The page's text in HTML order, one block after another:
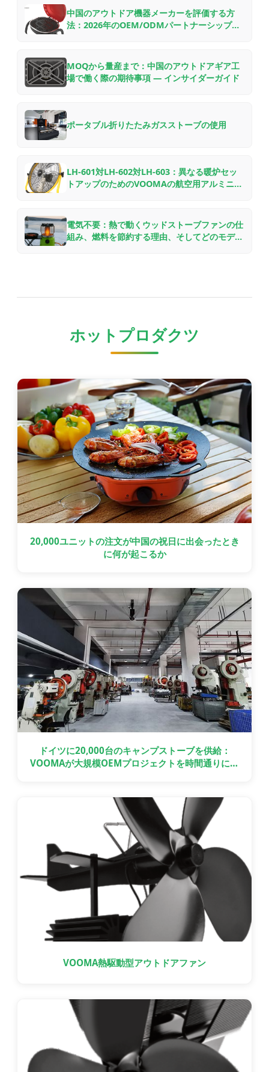
中国のアウトドア機器メーカーを評価する方
法：2026年のOEM/ODMパートナーシップの
MOQから量産まで：中国のアウトドアギア工
場で働く際の期待事項 — インサイダーガイド
ポータブル折りたたみガスストーブの使用
LH-601対LH-602対LH-603：異なる暖炉セッ
トアップのためのVOOMAの航空用アルミニウ
電気不要：熱で動くウッドストーブファンの仕
組み、燃料を節約する理由、そしてどのモデル
ホットプロダクツ
20,000ユニットの注文が中国の祝日に出会ったとき
に何が起こるか
ドイツに20,000台のキャンプストーブを供給：
VOOMAが大規模OEMプロジェクトを時間通りに納
VOOMA熱駆動型アウトドアファン